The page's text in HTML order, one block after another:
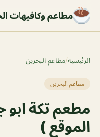
مطاعم وكافيهات
الرئيسية/مطاعم البحرين
مطاعم البحرين
مطعم تكة ابو
الموقع )